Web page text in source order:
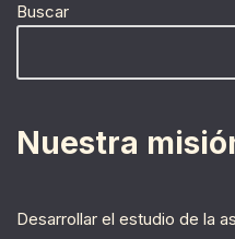
Buscar
Nuestra
Desarrollar el estudio de la